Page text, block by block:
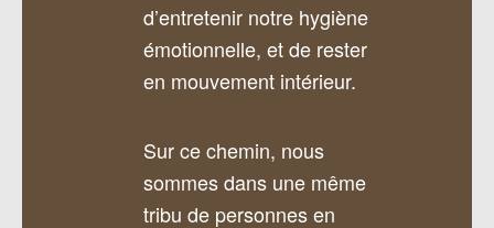
d’entretenir notre hygiène
émotionnelle, et de rester
en mouvement intérieur.
Sur ce chemin, nous
sommes dans une même
tribu de personnes en